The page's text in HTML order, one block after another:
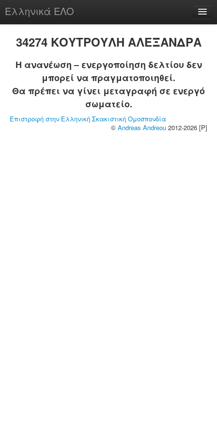
Ελληνικά ΕΛΟ
chesstu.be @ discord
Login
34274 ΚΟΥΤΡΟΥΛΗ ΑΛΕΞΑΝΔΡΑ
Η ανανέωση – ενεργοποίηση δελτίου δεν
μπορεί να πραγματοποιηθεί.
Θα πρέπει να γίνει μεταγραφή σε ενεργό
σωματείο.
Επιστροφή στην Ελληνική Σκακιστική Ομοσπονδία
© Andreas Andreou 2012-2026 [P]